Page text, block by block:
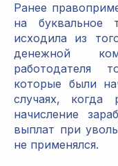
Ранее
на
исходила из
денежной
работодателя
которые были
случаях, когда
начисление
выплат при
не применялся.